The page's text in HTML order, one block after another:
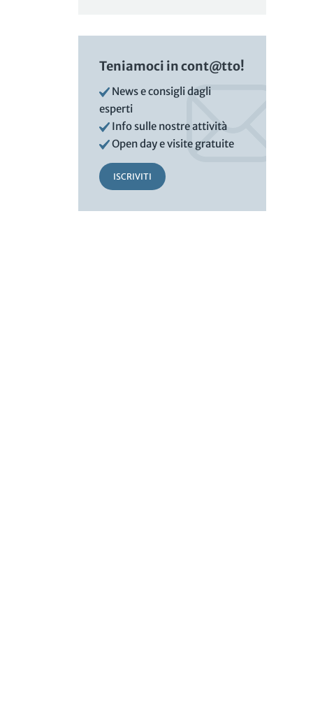
Teniamoci in cont@tto!
News e consigli dagli
esperti
Info sulle nostre attività
Open day e visite gratuite
ISCRIVITI